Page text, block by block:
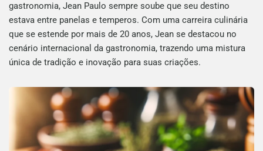
gastronomia, Jean Paulo sempre soube que seu destino
estava entre panelas e temperos. Com uma carreira culinária
que se estende por mais de 20 anos, Jean se destacou no
cenário internacional da gastronomia, trazendo uma mistura
única de tradição e inovação para suas criações.